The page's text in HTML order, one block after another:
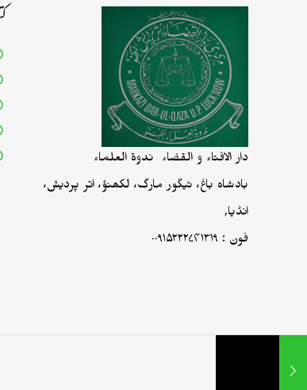
دار الافتاء و القضاء ندوۃ العلماء
بادشاہ باغ، ٹیگور مارگ، لکھنؤ، اتر پردیش،
انڈیا,
فون : ۰۰۹۱۵۲۲۲۷۴۱۳۱۹